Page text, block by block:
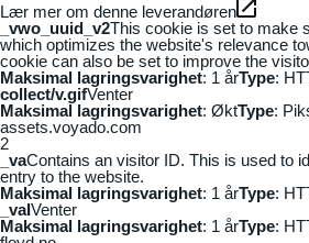
Lær mer om denne leverandøren
_vwo_uuid_v2This cookie is set to make
which optimizes the website's relevance
cookie can also be set to improve the
Maksimal lagringsvarighet: 1 årType:
collect/v.gifVenter
Maksimal lagringsvarighet: ØktType:
assets.voyado.com
2
_vaContains an visitor ID. This is used to
entry to the website.
Maksimal lagringsvarighet: 1 årType:
_vaIVenter
Maksimal lagringsvarighet: 1 årType: